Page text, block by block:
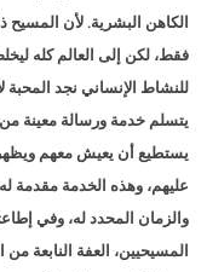
الكاهن البشرية. لأن
فقط، لكن إلى العالم كله
للنشاط الإنساني نجد
يتسلم خدمة ورسالة معينة
يستطيع أن يعيش معهم
عليهم، وهذه الخدمة مقدمة
والزمان المحدد له، وفي
المسيحيين، العفة النابعة